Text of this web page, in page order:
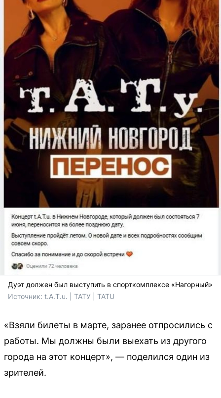
Дуэт должен был выступить в спорткомплексе «Нагорный»
Источник: t.A.T.u. | ТАТУ | TATU
«Взяли билеты в марте, заранее отпросились с
работы. Мы должны были выехать из другого
города на этот концерт», — поделился один из
зрителей.